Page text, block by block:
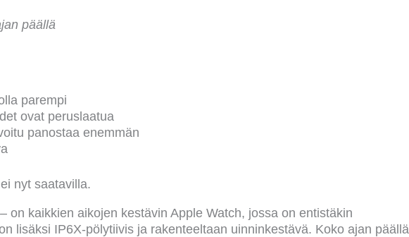
päällä
parempi
ovat peruslaatua
panostaa enemmän
nyt saatavilla.
– on kaikkien aikojen kestävin Apple Watch, jossa on entistäkin
lisäksi IP6X-pölytiivis ja rakenteeltaan uinninkestävä. Koko ajan päällä